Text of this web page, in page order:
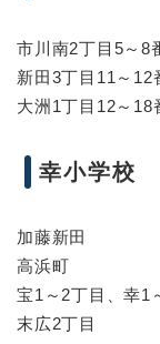
市川南2丁目5～8
新田3丁目11～12
大洲1丁目12～18
幸小学校
加藤新田
高浜町
宝1～2丁目、幸1
末広2丁目